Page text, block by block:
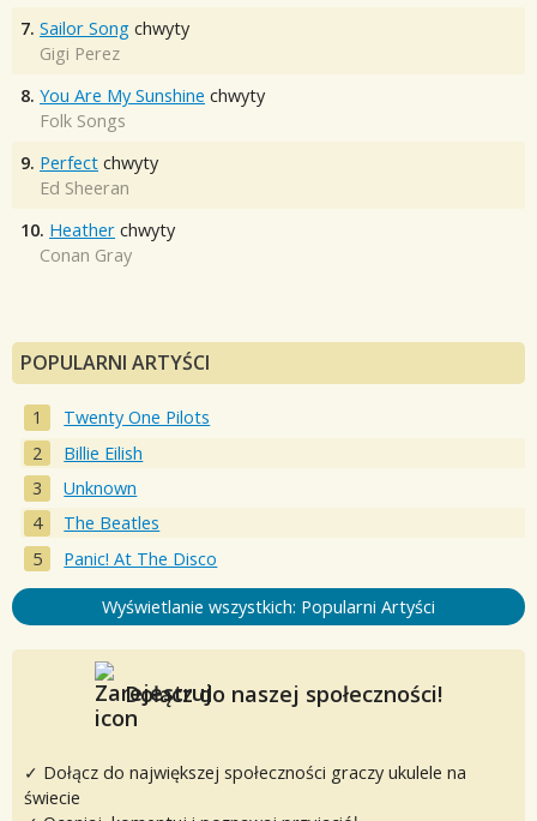
7. Sailor Song chwyty
Gigi Perez
8. You Are My Sunshine chwyty
Folk Songs
9. Perfect chwyty
Ed Sheeran
10. Heather chwyty
Conan Gray
POPULARNI ARTYŚCI
Twenty One Pilots
Billie Eilish
Unknown
The Beatles
Panic! At The Disco
Wyświetlanie wszystkich: Popularni Artyści
Dołącz do naszej społeczności!
✓ Dołącz do największej społeczności graczy ukulele na
świecie